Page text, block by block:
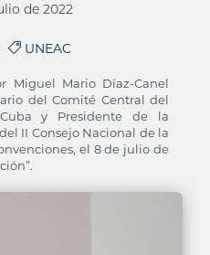
de 2022
UNEAC
Miguel Mario Díaz-Canel
del Comité Central del
y Presidente de la
II Consejo Nacional de la
el 8 de julio de